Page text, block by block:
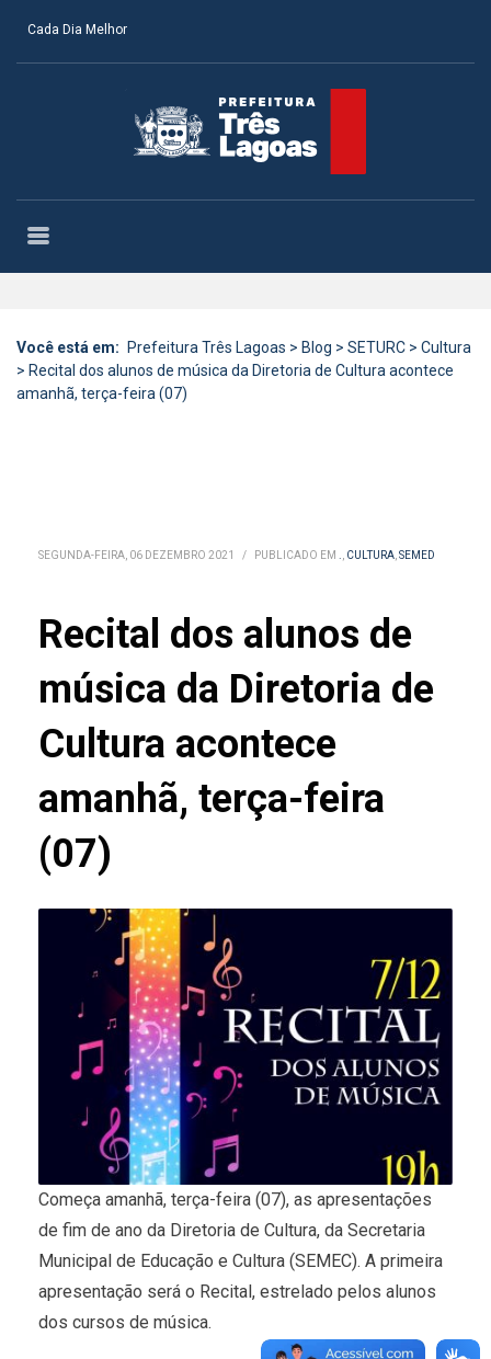
Cada Dia Melhor
Você está em: Prefeitura Três Lagoas > Blog > SETURC > Cultura
> Recital dos alunos de música da Diretoria de Cultura acontece
amanhã, terça-feira (07)
SEGUNDA-FEIRA, 06 DEZEMBRO 2021 / PUBLICADO EM ., CULTURA,SEMED
Recital dos alunos de
música da Diretoria de
Cultura acontece
amanhã, terça-feira
(07)
Começa amanhã, terça-feira (07), as apresentações
de fim de ano da Diretoria de Cultura, da Secretaria
Municipal de Educação e Cultura (SEMEC). A primeira
apresentação será o Recital, estrelado pelos alunos
dos cursos de música.